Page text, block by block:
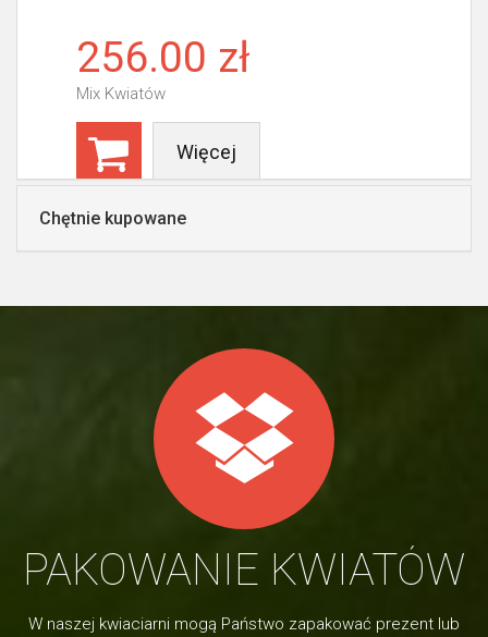
256.00 zł
Mix Kwiatów
Więcej
Chętnie kupowane
PAKOWANIE KWIATÓW
W naszej kwiaciarni mogą Państwo zapakować prezent lub